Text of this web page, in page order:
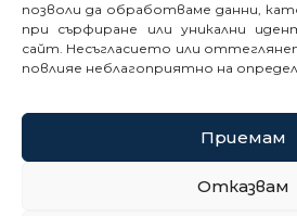
позволи да обработваме данни,
при сърфиране или уникални
сайт. Несъгласието или
повлияе неблагоприятно на
Приемам
Отказвам
Профил на купувача
Кариери
Контакти